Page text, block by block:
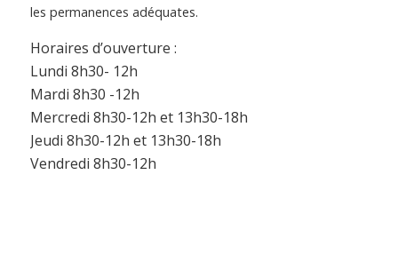
les permanences adéquates.
Horaires d’ouverture :
Lundi 8h30- 12h
Mardi 8h30 -12h
Mercredi 8h30-12h et 13h30-18h
Jeudi 8h30-12h et 13h30-18h
Vendredi 8h30-12h